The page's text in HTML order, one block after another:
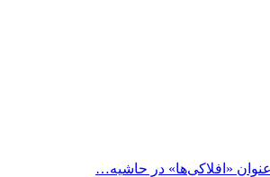
«افلاکی‌ها» در حاشیه…